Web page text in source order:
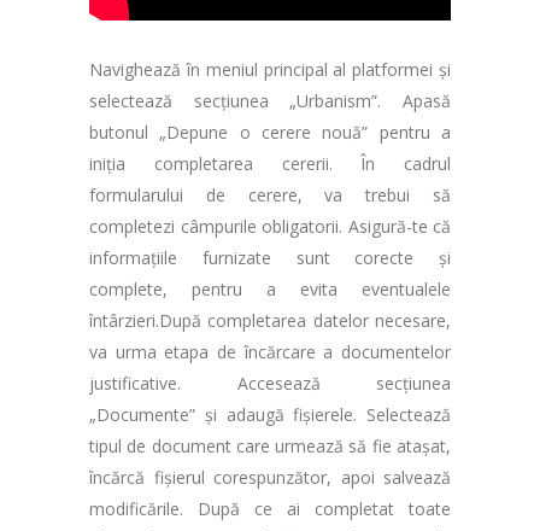
Navighează în meniul principal al platformei și
selectează secțiunea „Urbanism”. Apasă
butonul „Depune o cerere nouă” pentru a
iniția completarea cererii. În cadrul
formularului de cerere, va trebui să
completezi câmpurile obligatorii. Asigură-te că
informațiile furnizate sunt corecte și
complete, pentru a evita eventualele
întârzieri.După completarea datelor necesare,
va urma etapa de încărcare a documentelor
justificative. Accesează secțiunea
„Documente” și adaugă fișierele. Selectează
tipul de document care urmează să fie atașat,
încărcă fișierul corespunzător, apoi salvează
modificările. După ce ai completat toate